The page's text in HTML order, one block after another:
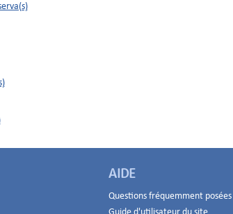
AIDE
Questions fréquemment posées